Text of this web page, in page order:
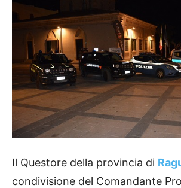
Il Questore della provincia di
condivisione del Comandante